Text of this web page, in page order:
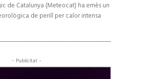
de Catalunya (Meteocat) ha emès un
de perill per calor intensa
- Publicitat -